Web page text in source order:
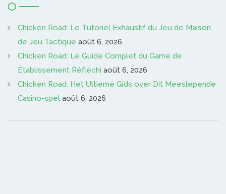
Chicken Road: Le Tutoriel Exhaustif du Jeu de Maison
de Jeu Tactique août 6, 2026
Chicken Road: Le Guide Complet du Game de
Établissement Réfléchi août 6, 2026
Chicken Road: Het Ultieme Gids over Dit Meeslepende
Casino-spel août 6, 2026